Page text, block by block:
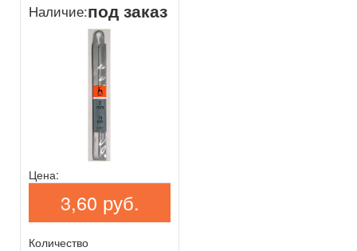
Наличие:под заказ
Цена:
3,60 руб.
Количество